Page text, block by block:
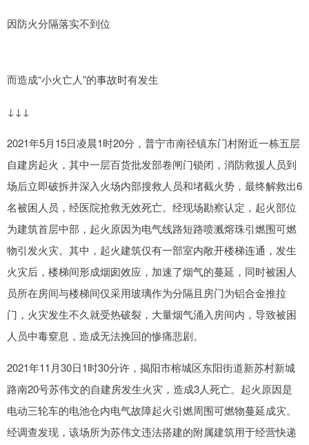
因防火分隔落实不到位
而造成“小火亡人”的事故时有发生
↓↓↓
2021年5月15日凌晨1时20分，普宁市南径镇东门村附近一栋五层
自建房起火，其中一层百货批发部卷闸门锁闭，消防救援人员到
场后立即破拆并深入火场内部搜救人员和堵截火势，最终解救出6
名被困人员，经医院抢救无效死亡。经现场勘察认定，起火部位
为建筑首层中部，起火原因为电气线路短路喷溅熔珠引燃围可燃
物引发火灾。其中，起火建筑仅有一部室内敞开楼梯连通，发生
火灾后，楼梯间形成烟囱效应，加速了烟气的蔓延，同时被困人
员所在房间与楼梯间仅采用玻璃作为分隔且房门为铝合金推拉
门，火灾发生不久就受热破裂，大量烟气涌入房间内，导致被困
人员中毒窒息，造成无法挽回的惨痛悲剧。
2021年11月30日1时30分许，揭阳市榕城区东阳街道新苏村新城
路南20号苏伟文的自建房发生火灾，造成3人死亡。起火原因是
电动三轮车的电池仓内电气故障起火引燃周围可燃物蔓延成灾。
经调查发现，该场所为苏伟文违法搭建的附属建筑用于经营快递